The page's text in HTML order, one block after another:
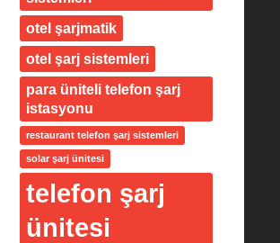
otel şarjmatik
otel şarj sistemleri
para üniteli telefon şarj
istasyonu
restaurant telefon şarj sistemleri
solar şarj ünitesi
telefon şarj
ünitesi